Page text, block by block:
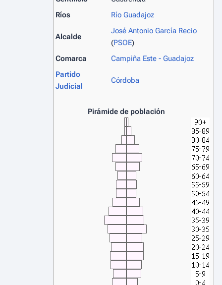
Ríos
Río Guadajoz
Alcalde
José Antonio García Recio
(PSOE)
Comarca
Campiña Este - Guadajoz
Partido
Judicial
Córdoba
Pirámide de población